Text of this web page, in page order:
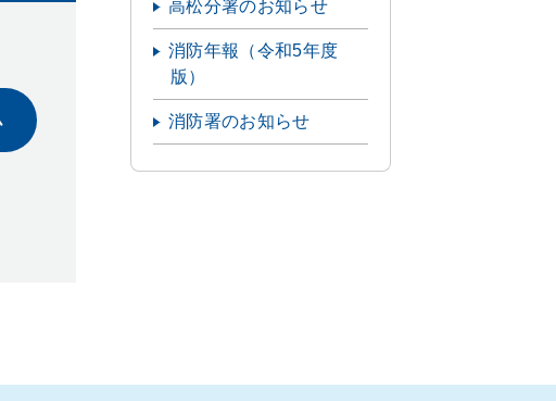
高松分署のお知らせ
消防年報（令和5年度
版）
消防署のお知らせ